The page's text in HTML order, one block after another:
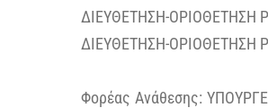
ΔΙΕΥΘΕΤΗΣΗ-ΟΡΙΟΘΕΤΗΣΗ
ΔΙΕΥΘΕΤΗΣΗ-ΟΡΙΟΘΕΤΗΣΗ
Φορέας Ανάθεσης: